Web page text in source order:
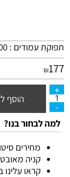
תפוקת עמודים : 13000 דפים בכיסוי 5%
₪177
הוסף
למה לבחור בנו?
מחירים
קניה
קראו